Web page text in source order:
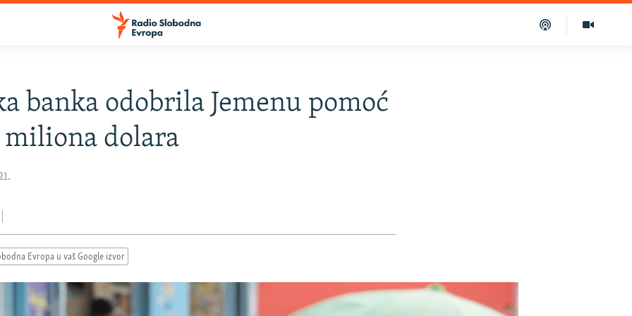
banka odobrila Jemenu pomoć
miliona dolara
Evropa u vaš Google izvor